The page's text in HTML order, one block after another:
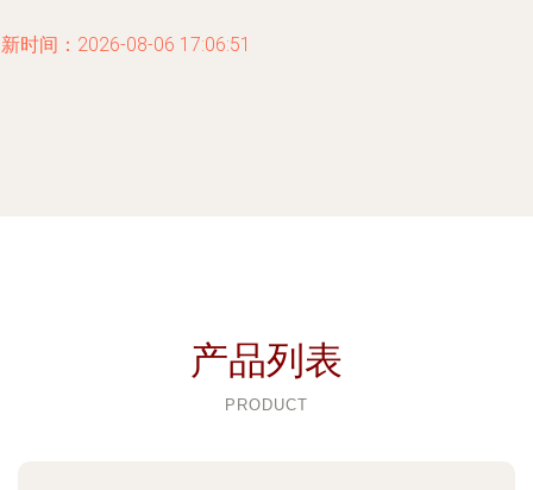
时间：2026-08-06 17:06:51
产品列表
PRODUCT